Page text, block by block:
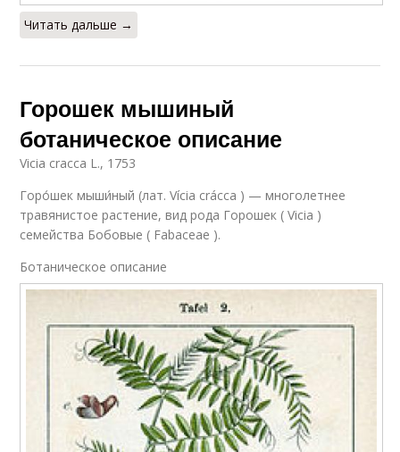
Читать дальше →
Горошек мышиный
ботаническое описание
Vicia cracca L., 1753
Горо́шек мыши́ный (лат. Vícia crácca ) — многолетнее
травянистое растение, вид рода Горошек ( Vicia )
семейства Бобовые ( Fabaceae ).
Ботаническое описание